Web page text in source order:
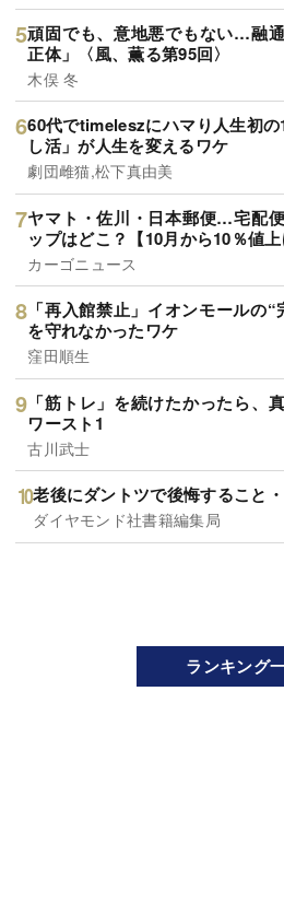
頑固でも、意地悪でもない…融
正体」〈風、薫る第95回〉
木俣 冬
60代でtimeleszにハマり人生初
し活」が人生を変えるワケ
劇団雌猫,松下真由美
ヤマト・佐川・日本郵便…宅配
ップはどこ？【10月から10％値上
カーゴニュース
「再入館禁止」イオンモールの
を守れなかったワケ
窪田順生
「筋トレ」を続けたかったら、
ワースト1
古川武士
老後にダントツで後悔すること
ダイヤモンド社書籍編集局
ランキング